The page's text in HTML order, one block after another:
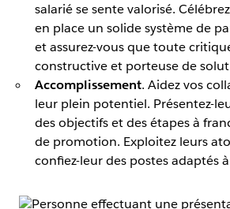
salarié se sente valorisé.
en place un solide système de
et assurez-vous que toute
constructive et porteuse de
Accomplissement. Aidez vos
leur plein potentiel. Présentez-
des objectifs et des étapes à
de promotion. Exploitez leurs
confiez-leur des postes adaptés